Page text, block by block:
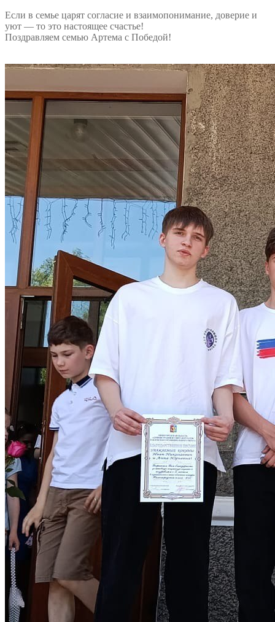
Если в семье царят согласие и взаимопонимание, доверие и
уют — то это настоящее счастье!
Поздравляем семью Артема с Победой!